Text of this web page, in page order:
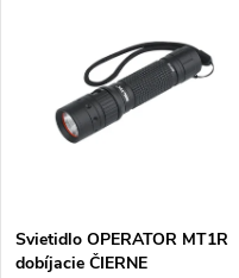
o
v
Svietidlo OPERATOR MT1R
dobíjacie ČIERNE